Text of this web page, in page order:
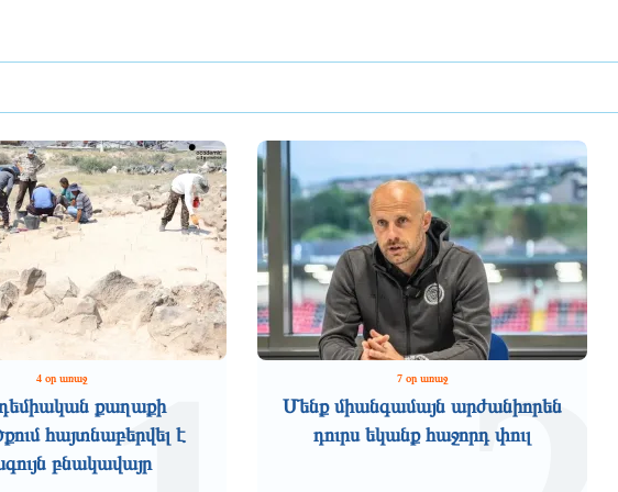
4 օր առաջ
քաղաքի
հայտնաբերվել է
բնակավայր
7 օր առաջ
Մենք միանգամայն արժանիորեն
դուրս եկանք հաջորդ փուլ